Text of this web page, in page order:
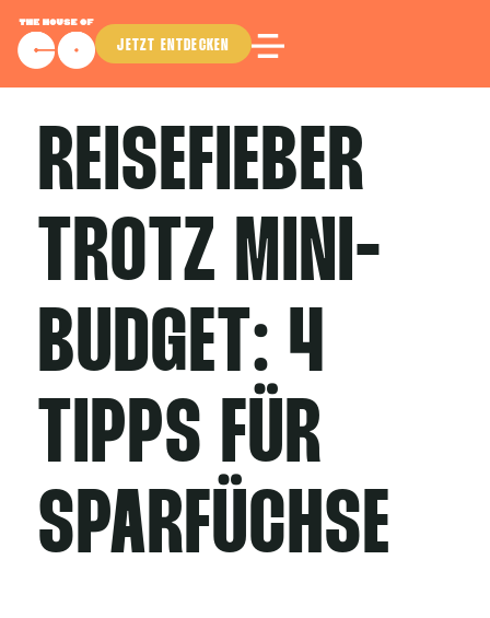
JETZT ENTDECKEN
REISEFIEBER
TROTZ MINI-
BUDGET: 4
TIPPS FÜR
SPARFÜCHSE